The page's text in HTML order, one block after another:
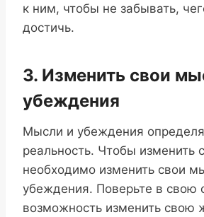
к ним, чтобы не забывать,
достичь.
3. Изменить свои
убеждения
Мысли и убеждения
реальность. Чтобы изменить
необходимо изменить свои
убеждения. Поверьте в свою
возможность изменить свою